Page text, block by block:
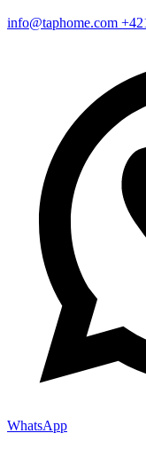
info@taphome.com
WhatsApp